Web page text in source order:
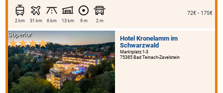
2 km 31 km 6 km 13 km 9 m 2 m
72€ - 175€
Hotel Kronelamm im
Schwarzwald
Marktplatz 1-3
75385 Bad Teinach-Zavelstein
Superior